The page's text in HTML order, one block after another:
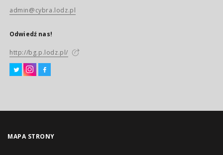
admin@cybra.lodz.pl
Odwiedź nas!
http://bg.p.lodz.pl/
MAPA STRONY